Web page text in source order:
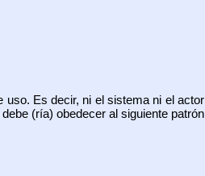
uso. Es decir, ni el sistema ni el actor
(ría) obedecer al siguiente patrón